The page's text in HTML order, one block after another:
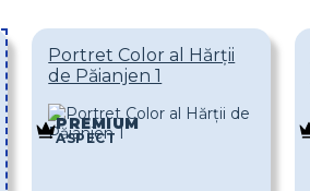
Portret Color al Hărții
de Păianjen 1
PREMIUM
ASPECT